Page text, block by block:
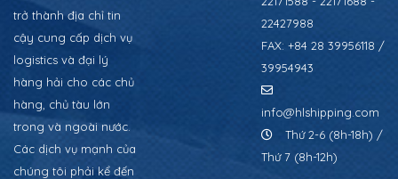
trở thành địa chỉ tin
cậy cung cấp dịch vụ
logistics và đại lý
hàng hải cho các chủ
hàng, chủ tàu lớn
trong và ngoài nước.
Các dịch vụ mạnh của
chúng tôi phải kể đến
22427988
FAX: +84 28 39956118 /
39954943
info@hlshipping.com
Thứ 2-6 (8h-18h) /
Thứ 7 (8h-12h)